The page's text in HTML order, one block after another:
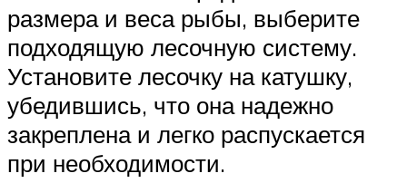
размера и веса рыбы, выберите
подходящую лесочную систему.
Установите лесочку на катушку,
убедившись, что она надежно
закреплена и легко распускается
при необходимости.